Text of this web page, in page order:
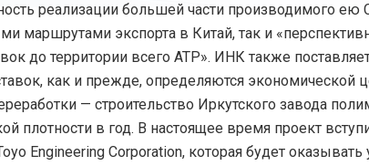
реализации большей части производимого ею
маршрутами экспорта в Китай, так и
до территории всего АТР». ИНК также
как и прежде, определяются
— строительство Иркутского завода
плотности в год. В настоящее время проект
Engineering Corporation, которая будет